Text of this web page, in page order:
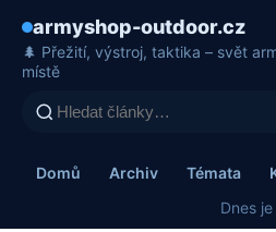
armyshop-outdoor.cz
🌲 Přežití, výstroj, taktika – svět
místě
Domů Archiv Témata
Dnes